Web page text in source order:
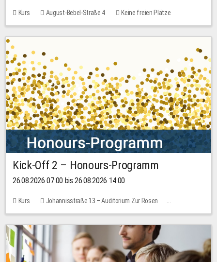
Kurs August-Bebel-Straße 4 Keine freien Plätze
Kick-Off 2 – Honours-Programm
26.08.2026 07:00 bis 26.08.2026 14:00
Kurs
Johannisstraße 13 – Auditorium Zur Rosen
Keine freien Plätze